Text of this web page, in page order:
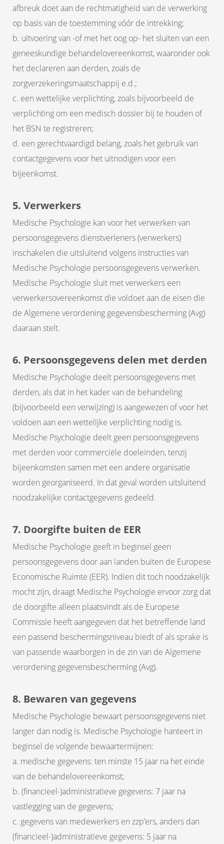
afbreuk doet aan de rechtmatigheid van de verwerking
op basis van de toestemming vóór de intrekking;
b. uitvoering van -of met het oog op- het sluiten van een
geneeskundige behandelovereenkomst, waaronder ook
het declareren aan derden, zoals de
zorgverzekeringsmaatschappij e.d.;
c. een wettelijke verplichting, zoals bijvoorbeeld de
verplichting om een medisch dossier bij te houden of
het BSN te registreren;
d. een gerechtvaardigd belang, zoals het gebruik van
contactgegevens voor het uitnodigen voor een
bijeenkomst.
5. Verwerkers
Medische Psychologie kan voor het verwerken van
persoonsgegevens dienstverleners (verwerkers)
inschakelen die uitsluitend volgens instructies van
Medische Psychologie persoonsgegevens verwerken.
Medische Psychologie sluit met verwerkers een
verwerkersovereenkomst die voldoet aan de eisen die
de Algemene verordening gegevensbescherming (Avg)
daaraan stelt.
6. Persoonsgegevens delen met derden
Medische Psychologie deelt persoonsgegevens met
derden, als dat in het kader van de behandeling
(bijvoorbeeld een verwijzing) is aangewezen of voor het
voldoen aan een wettelijke verplichting nodig is.
Medische Psychologie deelt geen persoonsgegevens
met derden voor commerciële doeleinden, tenzij
bijeenkomsten samen met een andere organisatie
worden georganiseerd. In dat geval worden uitsluitend
noodzakelijke contactgegevens gedeeld.
7. Doorgifte buiten de EER
Medische Psychologie geeft in beginsel geen
persoonsgegevens door aan landen buiten de Europese
Economische Ruimte (EER). Indien dit toch noodzakelijk
mocht zijn, draagt Medische Psychologie ervoor zorg dat
de doorgifte alleen plaatsvindt als de Europese
Commissie heeft aangegeven dat het betreffende land
een passend beschermingsniveau biedt of als sprake is
van passende waarborgen in de zin van de Algemene
verordening gegevensbescherming (Avg).
8. Bewaren van gegevens
Medische Psychologie bewaart persoonsgegevens niet
langer dan nodig is. Medische Psychologie hanteert in
beginsel de volgende bewaartermijnen:
a. medische gegevens: ten minste 15 jaar na het einde
van de behandelovereenkomst;
b. (financieel-)administratieve gegevens: 7 jaar na
vastlegging van de gegevens;
c. gegevens van medewerkers en zzp’ers, anders dan
(financieel-)administratieve gegevens: 5 jaar na